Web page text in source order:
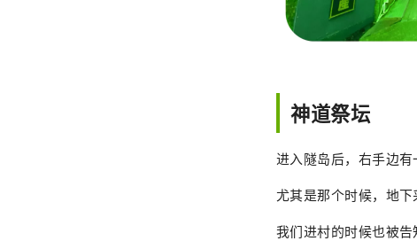
神道祭坛
进入隧岛后，右手边有
尤其是那个时候，地下
我们进村的时候也被告